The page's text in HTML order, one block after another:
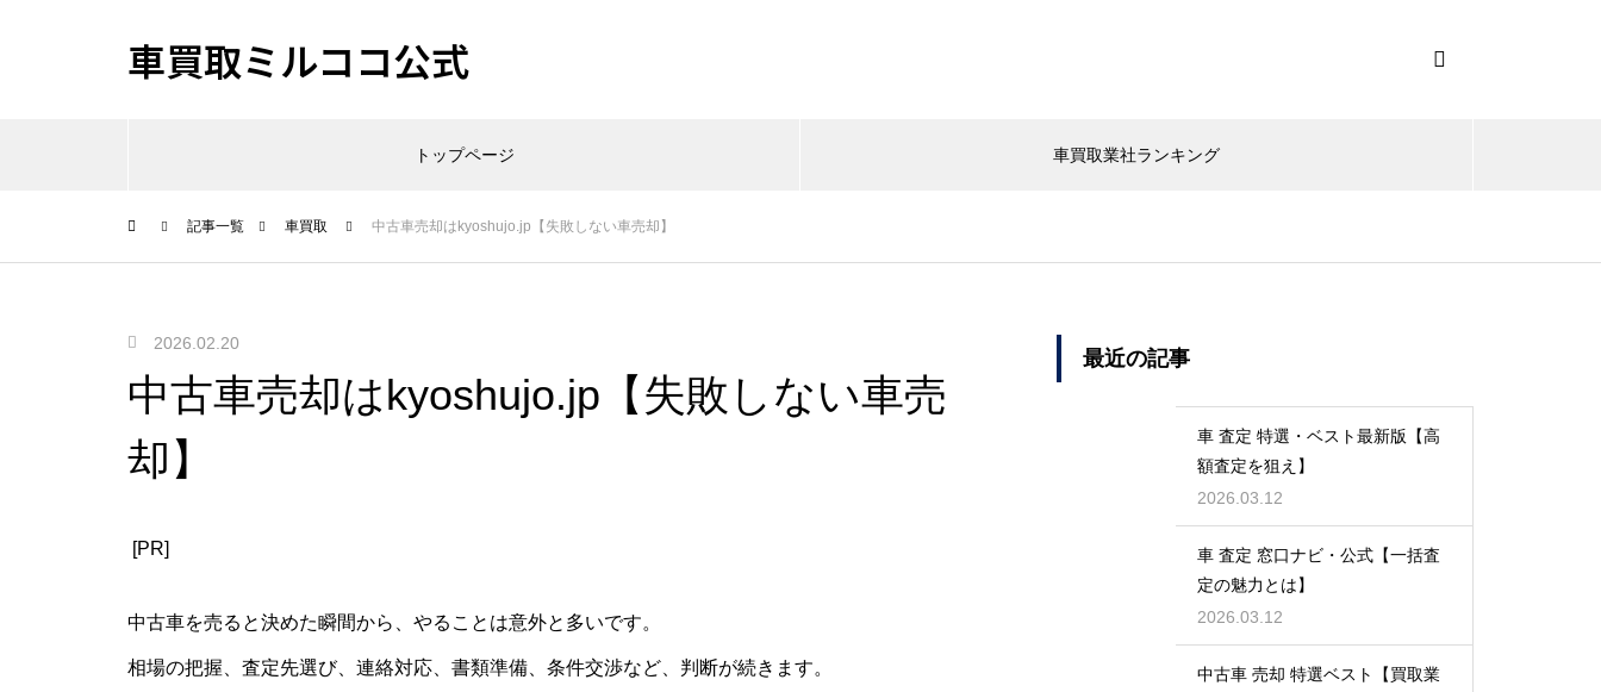
車買取ミルココ公式
トップページ 車買取業社ランキング
記事一覧 車買取 中古車売却はkyoshujo.jp【失敗しない車売却】
2026.02.20
中古車売却はkyoshujo.jp【失敗しない車売
却】
[PR]
中古車を売ると決めた瞬間から、やることは意外と多いです。
相場の把握、査定先選び、連絡対応、書類準備、条件交渉など、判断が続きます。
最近の記事
車 査定 特選・ベスト最新版【高
額査定を狙え】
2026.03.12
車 査定 窓口ナビ・公式【一括査
定の魅力とは】
2026.03.12
中古車 売却 特選ベスト【買取業